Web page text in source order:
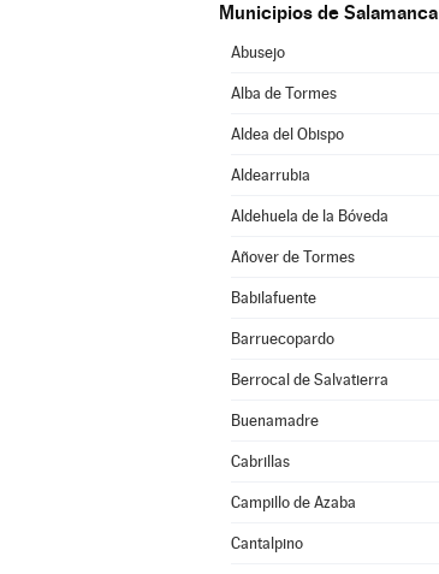
Municipios de Salamanca
Abusejo
Alba de Tormes
Aldea del Obispo
Aldearrubia
Aldehuela de la Bóveda
Añover de Tormes
Babilafuente
Barruecopardo
Berrocal de Salvatierra
Buenamadre
Cabrillas
Campillo de Azaba
Cantalpino